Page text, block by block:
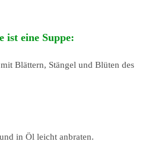
ist eine Suppe:
Blättern, Stängel und Blüten des
in Öl leicht anbraten.